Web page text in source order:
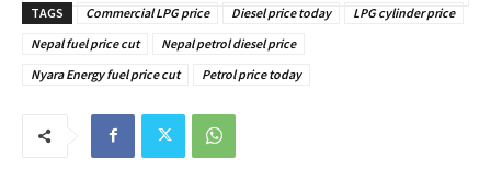
TAGS Commercial LPG price Diesel price today
LPG cylinder price
Nepal fuel price cut
Nepal petrol diesel price
Nyara Energy fuel price cut
Petrol price today